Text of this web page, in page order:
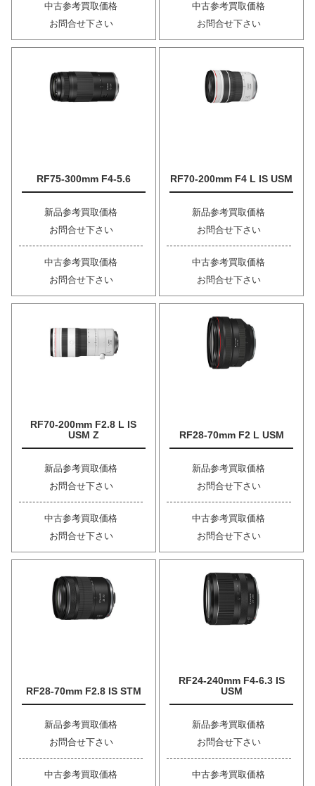
中古参考買取価格
お問合せ下さい
中古参考買取価格
お問合せ下さい
RF75-300mm F4-5.6
新品参考買取価格
お問合せ下さい
中古参考買取価格
お問合せ下さい
RF70-200mm F4 L IS USM
新品参考買取価格
お問合せ下さい
中古参考買取価格
お問合せ下さい
RF70-200mm F2.8 L IS
USM Z
新品参考買取価格
お問合せ下さい
中古参考買取価格
お問合せ下さい
RF28-70mm F2 L USM
新品参考買取価格
お問合せ下さい
中古参考買取価格
お問合せ下さい
RF28-70mm F2.8 IS STM
新品参考買取価格
お問合せ下さい
中古参考買取価格
RF24-240mm F4-6.3 IS
USM
新品参考買取価格
お問合せ下さい
中古参考買取価格